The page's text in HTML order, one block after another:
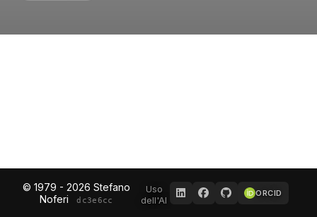
© 1979 - 2026 Stefano
Noferi
dc3e6cc
Uso
dell'AI
ORCID